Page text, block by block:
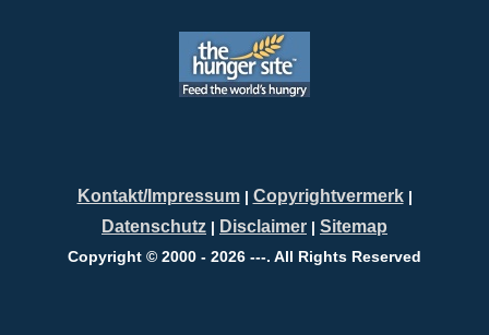
Kontakt/Impressum| Copyrightvermerk|
Datenschutz | Disclaimer | Sitemap
Copyright © 2000 - 2026 ---. All Rights Reserved